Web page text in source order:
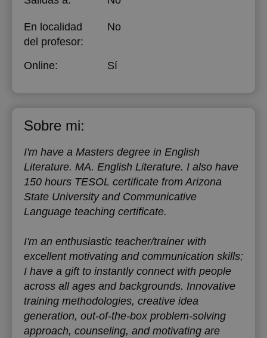
En localidad
del profesor:
No
Online: Sí
Sobre mi:
I'm have a Masters degree in English
Literature. MA. English Literature. I also have
150 hours TESOL certificate from Arizona
State University and Communicative
Language teaching certificate.
I'm an enthusiastic teacher/trainer with
excellent motivating and communication skills;
I have a gift to instantly connect with people
across all ages and backgrounds. Innovative
training methodologies, creative idea
generation, out-of-the-box problem-solving
approach, counseling, and motivating are